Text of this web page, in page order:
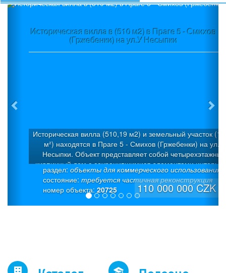
Историческая вилла в (510 м2) в Праге 5 - Смихов
(Гржебенки) на ул.У Несыпки
раздел: объекты для коммерческого использования
состояние: требуется частичная реконструкция
номер объекта: 20725
Историческая вилла (510,19 м2) и земельный участок (1
м²) находятся в Праге 5 - Смихов (Гржебенки) на ул.У
Несыпки. Объект представляет собой четырехэтажный
кирпичный дом с сохранившимися элементами
Дом был построен в 1925 г. в стиле «модерн» как
вилла с 5 квартирами. Была проведена капитальная
дорогостоящая реконструкция. Полезная площадь:
(из которых 50 м² – полуподвал + 50 м² - подвал). На
разводка мультимедиа (интернет и ТВ-розетки в
110 000 000 CZK
Previous